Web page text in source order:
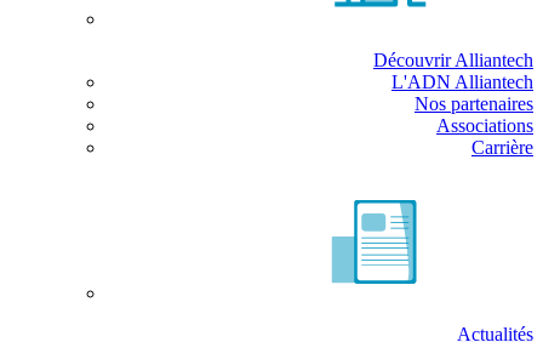
Découvrir Alliantech
L'ADN Alliantech
Nos partenaires
Associations
Carrière
Actualités